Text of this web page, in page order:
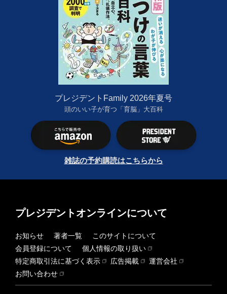
プレジデントFamily 2026年夏号
頭のいい子が育つ「育脳」大百科
雑誌の予約購読はこちらから
プレジデントオンラインについて
お知らせ 著者一覧
このサイトについて
会員登録について
個人情報の取り扱い
特定商取引法に基づく表示
広告掲載
運営会社
お問い合わせ